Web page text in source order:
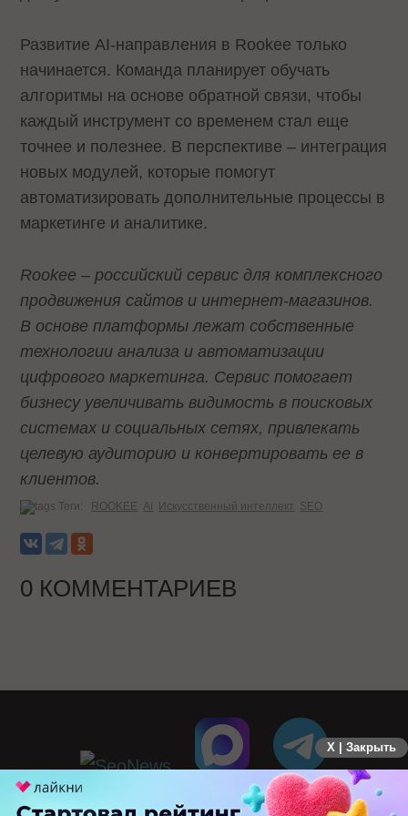
Развитие AI-направления в Rookee только
начинается. Команда планирует обучать
алгоритмы на основе обратной связи, чтобы
каждый инструмент со временем стал еще
точнее и полезнее. В перспективе – интеграция
новых модулей, которые помогут
автоматизировать дополнительные процессы в
маркетинге и аналитике.
Rookee – российский сервис для комплексного
продвижения сайтов и интернет-магазинов.
В основе платформы лежат собственные
технологии анализа и автоматизации
цифрового маркетинга. Сервис помогает
бизнесу увеличивать видимость в поисковых
системах и социальных сетях, привлекать
целевую аудиторию и конвертировать ее в
клиентов.
Теги: ROOKEE AI Искусственный интеллект SEO
0 КОММЕНТАРИЕВ
X | Закрыть
ПЕРЕЙТИ НА ПОЛНУЮ ВЕРСИЮ